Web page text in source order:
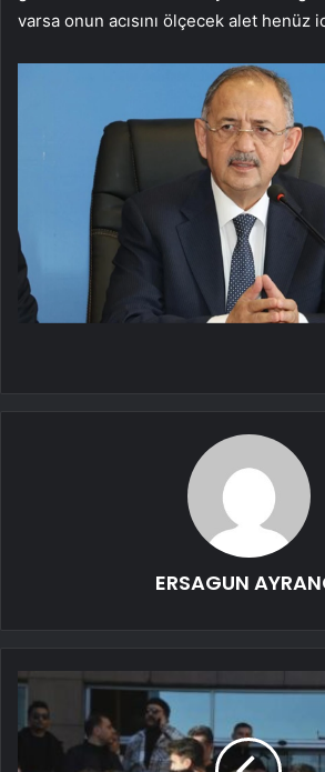
varsa onun acısını ölçecek alet henüz
ERSAGUN